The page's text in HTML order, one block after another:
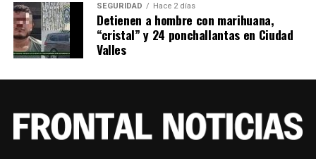
SEGURIDAD Hace 2 días
Detienen a hombre con marihuana,
“cristal” y 24 ponchallantas en Ciudad
Valles